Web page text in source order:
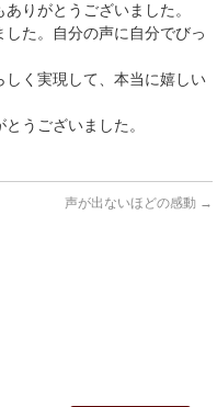
りがとうございました。
た。自分の声に自分でびっ
く実現して、本当に嬉しい
うございました。
声が出ないほどの感動 →